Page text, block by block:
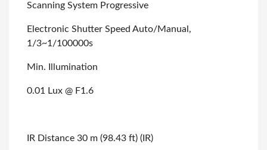
Scanning System Progressive
Electronic Shutter Speed Auto/Manual,
1/3~1/100000s
Min. Illumination
0.01 Lux @ F1.6
IR Distance 30 m (98.43 ft) (IR)